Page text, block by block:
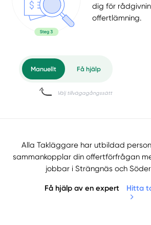
dig för
offertlämning.
Alla Takläggare har utbildad
sammankopplar din offertförfrågan
jobbar i Strängnäs och
Få hjälp av en expert Hitta